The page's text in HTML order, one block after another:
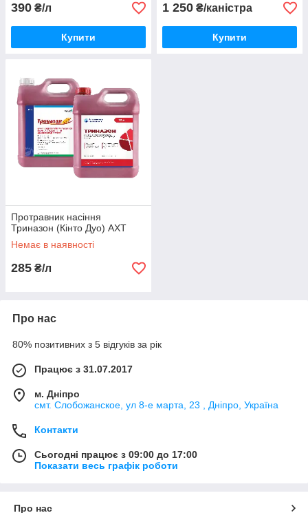
390 ₴/л
Купити
1 250 ₴/каністра
Купити
Протравник насіння
Триназон (Кінто Дуо) АХТ
Немає в наявності
285 ₴/л
Про нас
80% позитивних з 5 відгуків за рік
Працює з 31.07.2017
м. Дніпро
смт. Слобожанское, ул 8-е марта, 23 , Дніпро, Україна
Контакти
Сьогодні працює з 09:00 до 17:00
Показати весь графік роботи
Про нас